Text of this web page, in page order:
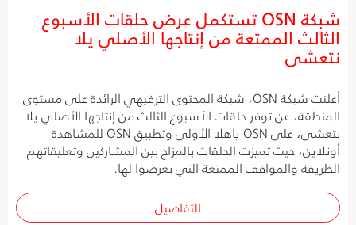
شبكة OSN تستكمل عرض حلقات الأسبوع
الثالث الممتعة من إنتاجها الأصلي يلا
نتعشى
أعلنت شبكة OSN، شبكة المحتوى الترفيهي الرائدة على مستوى
المنطقة، عن توفر حلقات الأسبوع الثالث من إنتاجها الأصلي يلا
نتعشى، على OSN ياهلا الأولى وتطبيق OSN للمشاهدة
أونلاين، حيث تميزت الحلقات بالمزاح بين المشاركين وتعليقاتهم
الظريفة والمواقف الممتعة التي تعرضوا لها.
التفاصيل